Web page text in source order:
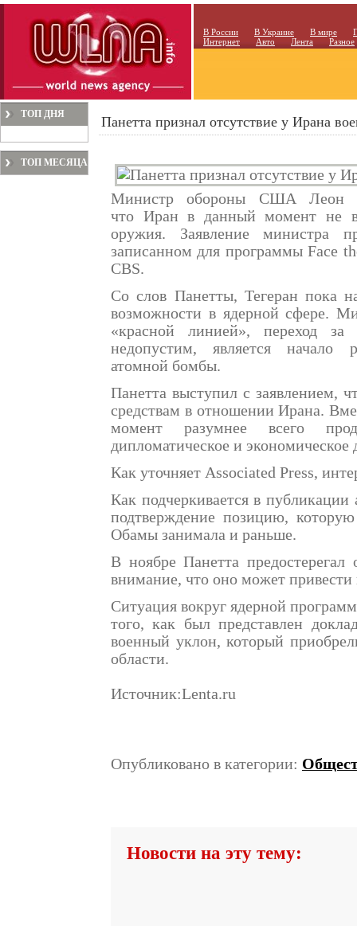
В России В Украине В мире
Интернет
Авто Лента Разное
ТОП ДНЯ
ТОП МЕСЯЦА
Панетта признал отсутствие у Ирана
Министр обороны США Леон
что Иран в данный момент не
оружия. Заявление министра
записанном для программы Face
CBS.
Со слов Панетты, Тегеран пока
возможности в ядерной сфере.
«красной линией», переход
недопустим, является начало
атомной бомбы.
Панетта выступил с
средствам в отношении Ирана.
момент разумнее всего
дипломатическое и экономическое
Как уточняет Associated Press,
Как подчеркивается в публикации
подтверждение позицию,
Обамы занимала и раньше.
В ноябре Панетта
внимание, что оно может
Ситуация вокруг ядерной
того, как был представлен
военный уклон, который
области.
Источник:Lenta.ru
Опубликовано в категории:
Новости на эту тему: